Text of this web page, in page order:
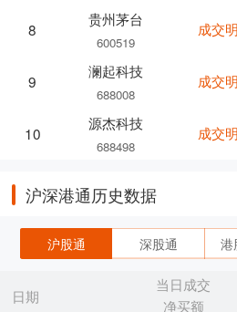
8
贵州茅台
600519
9
澜起科技
688008
10
源杰科技
688498
成交
成交
成交
沪深港通历史数据
沪股通 深股通 港
日期
当日成交
净买额